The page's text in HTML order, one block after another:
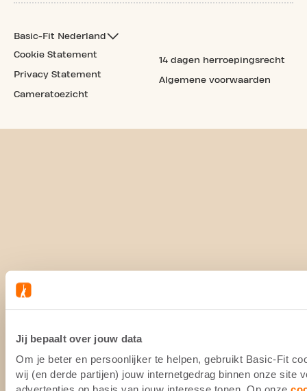
Jij bepaalt over jouw data
Om je beter en persoonlijker te helpen, gebruikt Basic-Fit
wij (en derde partijen) jouw internetgedrag binnen onze site
Basic-Fit Nederland
Cookie Statement
Privacy Statement
Cameratoezicht
14 dagen herroepingsrecht
Algemene voorwaarden